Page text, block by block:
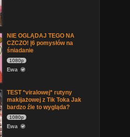
NIE OGLĄDAJ TEGO NA
CZCZO! |6 pomysłów na
śniadanie
1080p
Ewa
TEST *viralowej* rutyny
makijażowej z Tik Toka Jak
bardzo źle to wygląda?
1080p
Ewa